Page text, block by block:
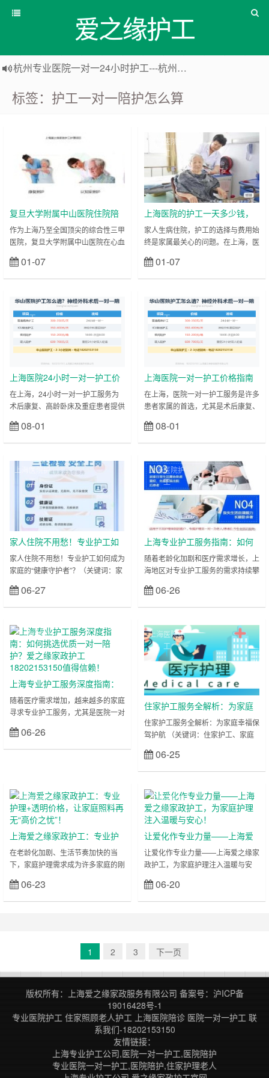
爱之缘护工
杭州专业医院一对一24小时护工---杭州爱之缘护工 18202153150
上海住家一对一护工---上海爱之缘护工 18202153150
标签：护工一对一陪护怎么算
上海医院护
工
复旦大学附属中山医院住院陪
护陪诊-医院护工服务
作为上海乃至全国顶尖的综合性三甲
医院，复旦大学附属中山医院在心血
多个专科领域均处于国内领先水平，
其心血管内科更是入选国家临床重点
脏瓣膜置换手术数量位居全国前列。
每天，来自全国各地的患者慕名而
来，医院门诊量、住院量常年居高不
下，其中不乏需要长期住院治疗的重
症患者、术后康复患者。对于心血管
病患者而言，术后不仅需要严格监测
心率、血压等……
01-07
上海医院护
工
上海医院的护工一天多少钱，
用医院的护工还是网约护工？
家人生病住院，护工的选择与费用始
终是家属最关心的问题。在上海，医
确差异，服务质量也各有特点，理清
其中关键能让照护更省心、更放心。
按服务模式分档定价，一对多服务
（即一名护工照护多名患者）价格在
150-270元/天，适合病情稳定、仅
需基础照料的患者；一对一全天陪护
价格约300元/天，针对行动不便或需
重点照护的患者。而网约护工价格相
对统……
01-07
上海医院护
工
上海医院24小时一对一护工价
格指南（2025年最新）
在上海，24小时一对一护工服务为
术后康复、高龄卧床及重症患者提供
医院级别和服务内容而异。以下是当
前市场行情及实用建议： 一、24小
房：260–350元/天（含基础生活照
料、体位调整、喂药等） 重症/术后
监护：320–450元/天（含翻身扣
背、管路护理、康复训练等） 分级
定价示例： 护理类型 价格（元/天）
服务内……
08-01
上海医院护
工
上海医院一对一护工价格指南
（2025年最新）
在上海，医院一对一护工服务是许多
患者家属的首选，尤其是术后康复、
价格因医院等级、护理难度和服务时
长不同而有所差异。以下是2025年
择建议。 一、上海医院一对一护工
收费标准 三甲医院护工价格 基础费
用：260-350元/天（24小时陪护）
分级收费（部分医院按护理难度调
整）： 轻度护理（可部分自理）：
260-300元/天 中……
08-01
上海医院护
工
家人住院不用愁！专业护工如
何成为家庭的“健康守护者”？
家人住院不用愁！专业护工如何成为
家庭的“健康守护者”？（关键词：家
守护、上海） 当家人因病住院，许
多家庭面临护理难题：既要兼顾工作
此时，专业护工不仅是患者的护理帮
手，更是整个家庭的“健康守护者”。
他们用专业与贴心服务，为患者康复
护航，也让家属重拾生活节奏。本文
将从家庭支持的角度，解析护工服务
的价值，并推荐上海地区优质护工团
队，……
06-27
上海医院护
工
上海专业护工服务指南：如何
选择优质护工公司？爱之缘家
政护工18202153150排名前
列！
随着老龄化加剧和医疗需求增长，上
海地区对专业护工服务的需求持续攀
术后康复，一对一护工已成为众多家
庭的迫切需求。但面对市场上参差不
团队？本文将深度解析“上海护工服
务怎么选”，并重点推荐上海排名第
一的专业护工公司——爱之缘家政护
工公司，助您轻松找到优质护工，提
升患者护理质量！ 一、上海护工服
务需求激增：为何选择专业护工？
在上海……
06-26
上海医院护
工
上海专业护工服务深度指南：
如何挑选优质一对一陪护？爱
之缘家政护工18202153150值
得信赖！
随着医疗需求增加，越来越多的家庭
寻求专业护工服务，尤其是医院一对
如何筛选靠谱团队？本文从家属真实
需求出发，解答“上海护工服务怎么
司，助您快速找到安心之选！ 一、
为何选择一对一护工？家属的真实需
求解析 许多患者家属面临“是否请护
工”的纠结：老人术后无人照料、
06-26
上海医院护
工
住家护工服务全解析：为家庭
幸福保驾护航
住家护工服务全解析：为家庭幸福保
驾护航 （关键词：住家护工、家庭
18202153150） 随着老龄化社会的
到来和家庭结构的转变，越来越多的
期护理需求。住家护工服务作为一项
专业化、人性化的解决方案，正成为
现代家庭不可或缺的“安心守护者”。
本文将深度解析住家护工的核心价
值、服务优势，并重点推荐上海地区
标杆品牌——上海爱之缘家政护工，
电……
06-25
上海医院护
工
上海爱之缘家政护工：专业护
理+透明价格，让家庭照料再无
“高价之忧”！
在老龄化加剧、生活节奏加快的当
下，家庭护理需求成为许多家庭的刚
时，是否因护工价格不透明、服务良
莠不齐而陷入焦虑？上海爱之缘家政
为万千家庭送去安心与温暖。今天，
让我们深入了解这家“性价比之王”的
家政护工服务！ 一、核心优势：专
“……
06-23
上海医院护
工
让爱化作专业力量——上海爱
之缘家政护工，为家庭护理注
入温暖与安心！
让爱化作专业力量——上海爱之缘家
政护工，为家庭护理注入温暖与安
护理不再是简单的“照顾”，而是需要
专业、细心与责任的综合服务。上海
务与个性化关怀，为无数家庭化解护
选！ 护理痛点，我们懂！您需要
病、术后康复……
06-20
1 2 3 下一页
版权所有：上海爱之缘家政服务有限公司 备案号： 沪ICP备
19016428号-1
专业医院护工 住家照顾老人护工 上海医院陪诊 医院一对一护工 联
系我们-18202153150
友情链接：
上海专业护工公司,医院一对一护工,医院陪护
专业医院一对一护工,医院陪护,住家护理老人